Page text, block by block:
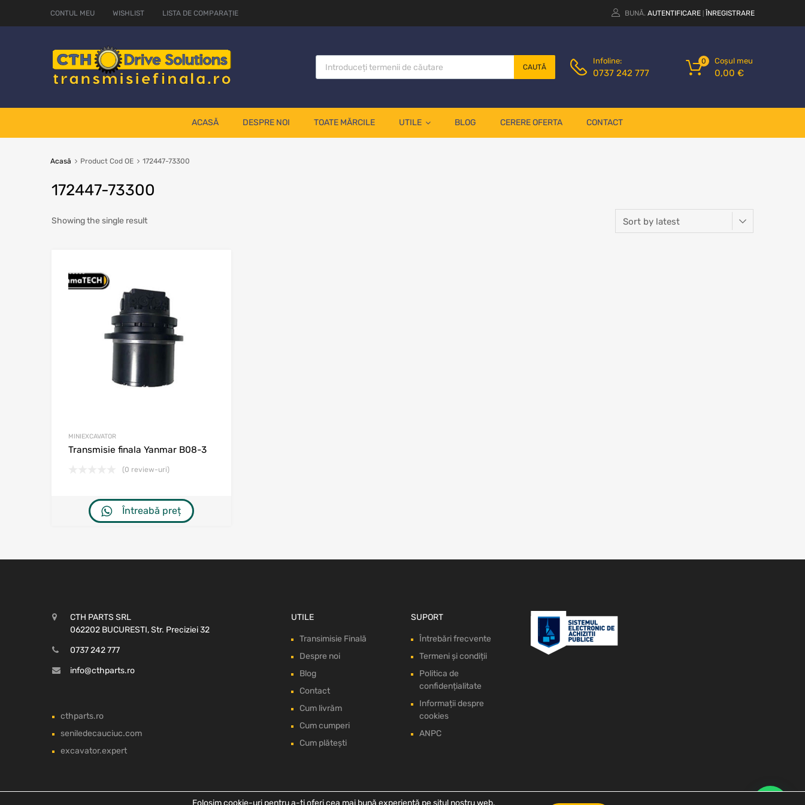
CONTUL MEU WISHLIST LISTA DE COMPARAȚIE BUNĂ. AUTENTIFICARE ÎNREGISTRARE
CAUTĂ
Infoline:
0737 242 777
Coșul meu
0,00 €
0
ACASĂ DESPRE NOI TOATE MĂRCILE UTILE BLOG CERERE OFERTA CONTACT
Acasă Product Cod OE 172447-73300
172447-73300
Showing the single result
MINIEXCAVATOR
Transmisie finala Yanmar B08-3
(0 review-uri)
Întreabă preț
CTH PARTS SRL
062202 BUCURESTI, Str. Preciziei 32
0737 242 777
info@cthparts.ro
cthparts.ro
seniledecauciuc.com
excavator.expert
UTILE
Transimisie Finală
Despre noi
Blog
Contact
Cum livrăm
Cum cumperi
Cum plătești
SUPORT
Întrebări frecvente
Termeni și condiții
Politica de
confidențialitate
Informații despre
cookies
ANPC
Folosim cookie-uri pentru a-ți oferi cea mai bună experiență pe situl nostru web.